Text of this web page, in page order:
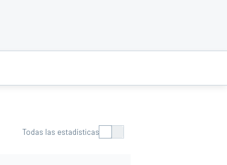
Todas las estadísticas